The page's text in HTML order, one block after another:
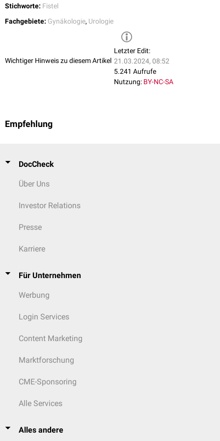
Stichworte: Fistel
Fachgebiete: Gynäkologie, Urologie
Wichtiger Hinweis zu diesem Artikel
Letzter Edit:
21.03.2024, 08:52
5.241 Aufrufe
Nutzung: BY-NC-SA
Empfehlung
DocCheck
Über Uns
Investor Relations
Presse
Karriere
Für Unternehmen
Werbung
Login Services
Content Marketing
Marktforschung
CME-Sponsoring
Alle Services
Alles andere